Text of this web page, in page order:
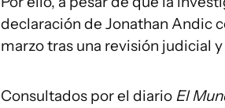
declaración de Jonathan Andic
marzo tras una revisión judicial
Consultados por el diario El